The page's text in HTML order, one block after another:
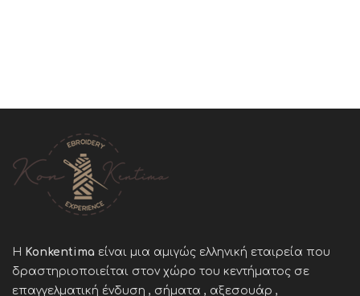
Η Konkentima είναι μια αμιγώς ελληνική εταιρεία που
δραστηριοποιείται στον χώρο του κεντήματος σε
επαγγελματική ένδυση , σήματα , αξεσουάρ ,